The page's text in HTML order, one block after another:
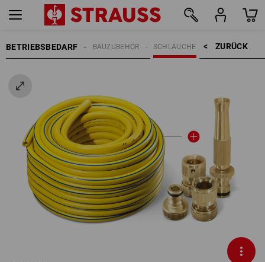
BETRIEBSBEDARF ZURÜCK    >
SCHLÄUCHE
BAUZUBEHÖR